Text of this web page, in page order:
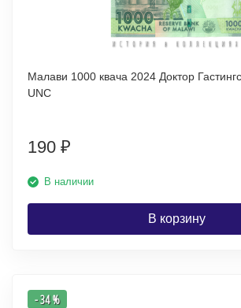
Малави 1000 квача 2024 Доктор
UNC
190 ₽
В наличии
В корзину
- 34 %